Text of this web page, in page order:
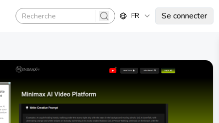
search
FR Se connecter